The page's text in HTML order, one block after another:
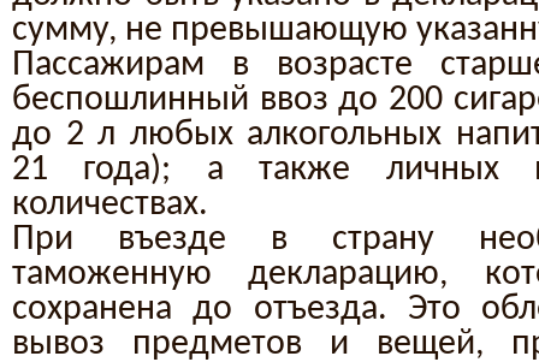
сумму, не превышающую
Пассажирам в возрасте
беспошлинный ввоз до 200
до 2 л любых алкогольных
21 года); а также личных
количествах.
При въезде в страну
таможенную декларацию,
сохранена до отъезда. Это
вывоз предметов и вещей,